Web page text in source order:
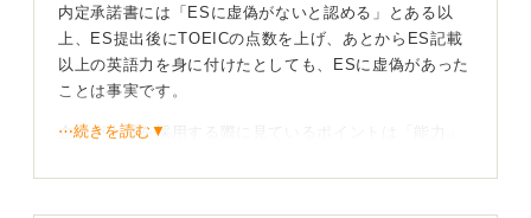
内定承諾書には「ESに虚偽がないと認める」とある以
上、ES提出後にTOEICの点数を上げ、あとからES記載
以上の英語力を身に付けたとしても、ESに虚偽があった
ことは事実です。
企業が人材を採用する際に見ているポイントは「能力」
す。「今の自分に英語力がこれくらいあるのは事実」と
⋯続きを読む▼